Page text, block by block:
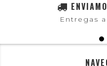
Entregas